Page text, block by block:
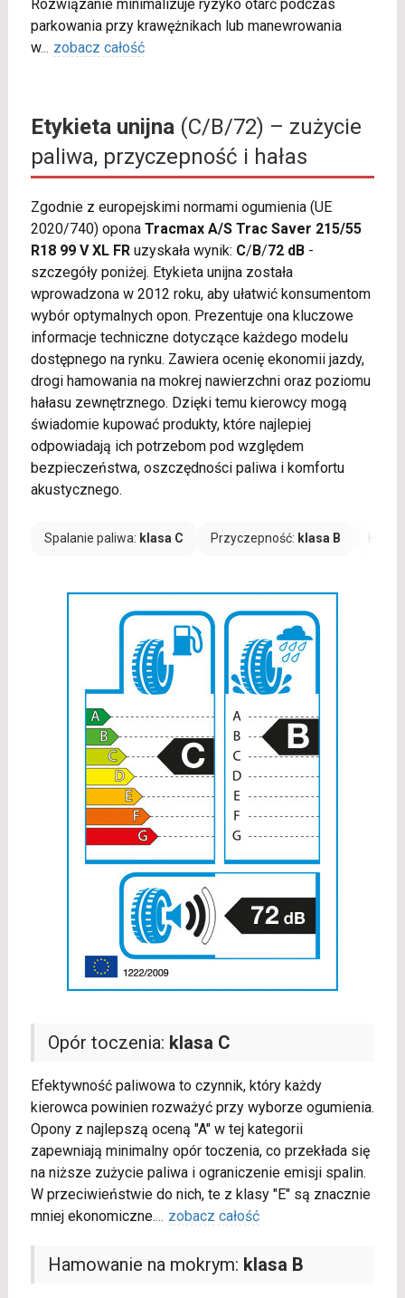
Rozwiązanie minimalizuje ryzyko otarć podczas
parkowania przy krawężnikach lub manewrowania
w... zobacz całość
Etykieta unijna(C/B/72) – zużycie
paliwa, przyczepność i hałas
Zgodnie z europejskimi normami ogumienia (UE
2020/740) opona Tracmax A/S Trac Saver 215/55
R18 99 V XL FRuzyskała wynik: C/B/72 dB-
szczegóły poniżej. Etykieta unijna została
wprowadzona w 2012 roku, aby ułatwić konsumentom
wybór optymalnych opon. Prezentuje ona kluczowe
informacje techniczne dotyczące każdego modelu
dostępnego na rynku. Zawiera ocenię ekonomii jazdy,
drogi hamowania na mokrej nawierzchni oraz poziomu
hałasu zewnętrznego. Dzięki temu kierowcy mogą
świadomie kupować produkty, które najlepiej
odpowiadają ich potrzebom pod względem
bezpieczeństwa, oszczędności paliwa i komfortu
akustycznego.
Spalanie paliwa: klasa C Przyczepność: klasa B
Opór toczenia: klasa C
Efektywność paliwowa to czynnik, który każdy
kierowca powinien rozważyć przy wyborze ogumienia.
Opony z najlepszą oceną "A" w tej kategorii
zapewniają minimalny opór toczenia, co przekłada się
na niższe zużycie paliwa i ograniczenie emisji spalin.
W przeciwieństwie do nich, te z klasy "E" są znacznie
mniej ekonomiczne.... zobacz całość
Hamowanie na mokrym: klasa B